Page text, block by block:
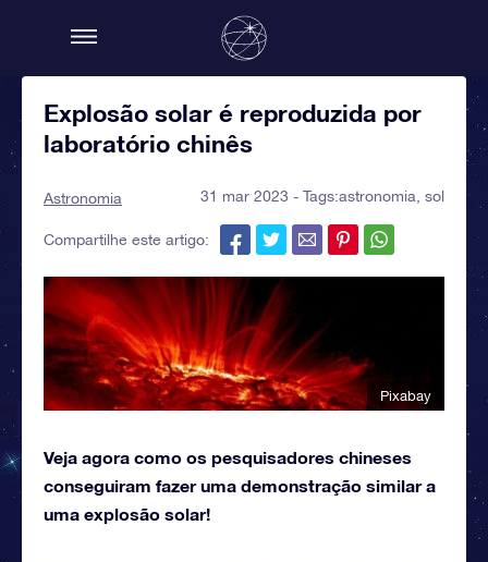
Explosão solar é reproduzida por
laboratório chinês
Astronomia 31 mar 2023 - Tags:astronomia sol
Compartilhe este artigo:
Pixabay
Veja agora como os pesquisadores chineses
conseguiram fazer uma demonstração similar a
uma explosão solar!